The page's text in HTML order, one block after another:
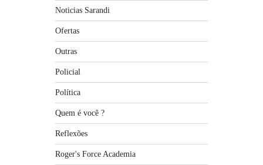
Noticias Sarandi
Ofertas
Outras
Policial
Política
Quem é você ?
Reflexões
Roger's Force Academia